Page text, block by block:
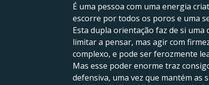
É uma pessoa com uma energia
escorre por todos os poros e uma
Esta dupla orientação faz de si uma
limitar a pensar, mas agir com
complexo, e pode ser ferozmente
Mas esse poder enorme traz
defensiva, uma vez que mantém as